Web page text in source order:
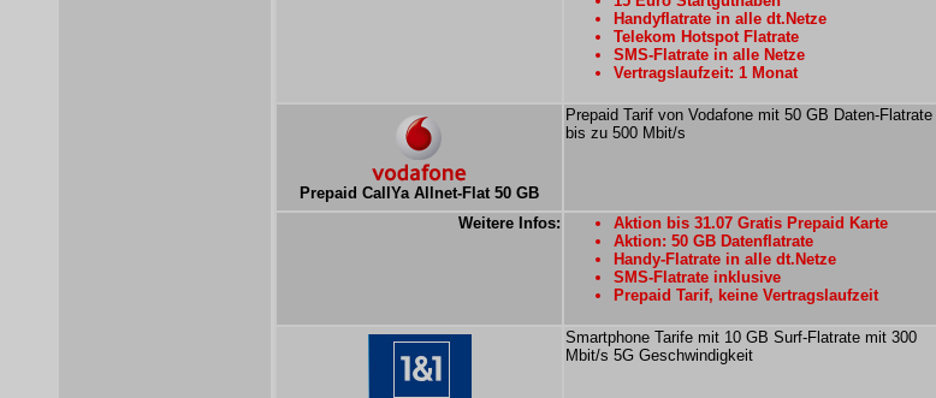
Handyflatrate in alle dt.Netze
Telekom Hotspot Flatrate
SMS-Flatrate in alle Netze
Vertragslaufzeit: 1 Monat
Prepaid CallYa Allnet-Flat 50 GB
Prepaid Tarif von Vodafone mit 50 GB Daten-Flatrate
bis zu 500 Mbit/s
Weitere Infos:
Aktion bis 31.07 Gratis Prepaid Karte
Aktion: 50 GB Datenflatrate
Handy-Flatrate in alle dt.Netze
SMS-Flatrate inklusive
Prepaid Tarif, keine Vertragslaufzeit
Smartphone Tarife mit 10 GB Surf-Flatrate mit 300
Mbit/s 5G Geschwindigkeit